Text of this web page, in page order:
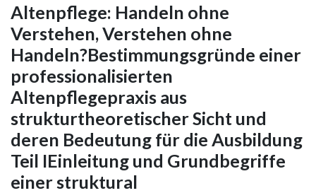
Altenpflege: Handeln ohne
Verstehen, Verstehen ohne
Handeln?Bestimmungsgründe einer
professionalisierten
Altenpflegepraxis aus
strukturtheoretischer Sicht und
deren Bedeutung für die Ausbildung
Teil IEinleitung und Grundbegriffe
einer struktural